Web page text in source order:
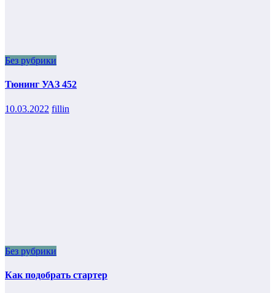
Без рубрики
Тюнинг УАЗ 452
10.03.2022 fillin
Без рубрики
Как подобрать стартер